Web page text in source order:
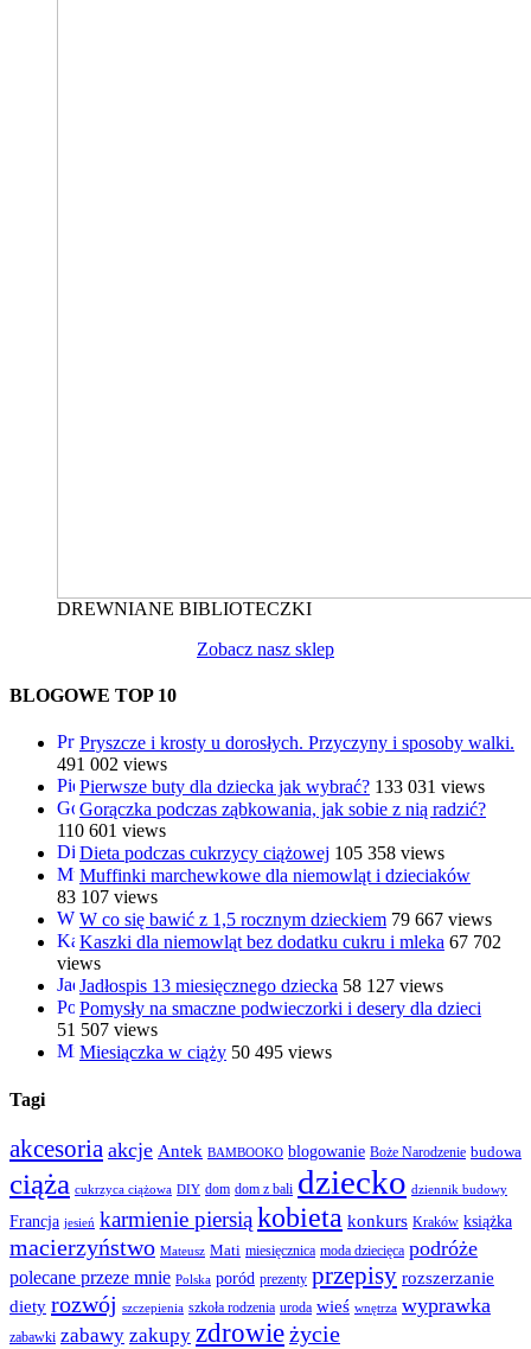
DREWNIANE BIBLIOTECZKI
Zobacz nasz sklep
BLOGOWE TOP 10
Pryszcze i krosty u dorosłych. Przyczyny i sposoby walki.
491 002 views
Pierwsze buty dla dziecka jak wybrać? 133 031 views
Gorączka podczas ząbkowania, jak sobie z nią radzić?
110 601 views
Dieta podczas cukrzycy ciążowej 105 358 views
Muffinki marchewkowe dla niemowląt i dzieciaków
83 107 views
W co się bawić z 1,5 rocznym dzieckiem 79 667 views
Kaszki dla niemowląt bez dodatku cukru i mleka 67 702
views
Jadłospis 13 miesięcznego dziecka 58 127 views
Pomysły na smaczne podwieczorki i desery dla dzieci
51 507 views
Miesiączka w ciąży 50 495 views
Tagi
akcesoria akcje Antek BAMBOOKO blogowanie Boże Narodzenie budowa
ciąża cukrzyca ciążowa DIY dom dom z bali dziecko dziennik budowy
Francja jesień karmienie piersiąkobieta konkurs Kraków książka
macierzyństwo Mateusz Mati miesięcznica moda dziecięca podróże
polecane przeze mnie Polska poród prezenty przepisy rozszerzanie
diety rozwój szczepienia szkoła rodzenia uroda wieś wnętrza wyprawka
zabawki zabawy zakupy zdrowieżycie